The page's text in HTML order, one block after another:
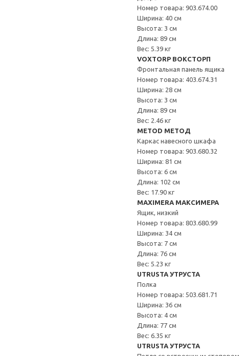
Номер товара: 903.674.00
Ширина: 40 см
Высота: 3 см
Длина: 89 см
Вес: 5.39 кг
VOXTORP ВОКСТОРП
Фронтальная панель ящика
Номер товара: 403.674.31
Ширина: 28 см
Высота: 3 см
Длина: 89 см
Вес: 2.46 кг
METOD МЕТОД
Каркас навесного шкафа
Номер товара: 903.680.32
Ширина: 81 см
Высота: 6 см
Длина: 102 см
Вес: 17.90 кг
MAXIMERA МАКСИМЕРА
Ящик, низкий
Номер товара: 803.680.99
Ширина: 34 см
Высота: 7 см
Длина: 76 см
Вес: 5.23 кг
UTRUSTA УТРУСТА
Полка
Номер товара: 503.681.71
Ширина: 36 см
Высота: 4 см
Длина: 77 см
Вес: 6.35 кг
UTRUSTA УТРУСТА